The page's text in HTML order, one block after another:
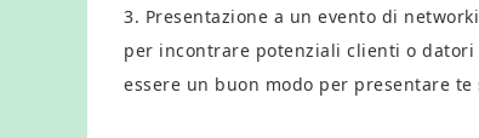
3. Presentazione a un evento di
per incontrare potenziali clienti o
essere un buon modo per presentare